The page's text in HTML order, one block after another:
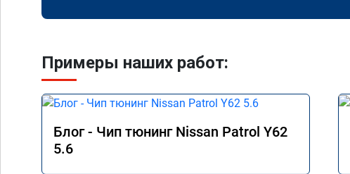
Примеры наших работ:
Блог - Чип тюнинг Nissan Patrol Y62
5.6